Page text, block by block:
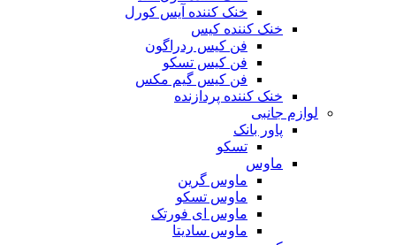
خنک کننده آیس کورل
خنک کننده کیس
فن کیس ردراگون
فن کیس تسکو
فن کیس گیم مکس
خنک کننده پردازنده
لوازم جانبی
پاور بانک
تسکو
ماوس
ماوس گرین
ماوس تسکو
ماوس ای فورتک
ماوس سادیتا